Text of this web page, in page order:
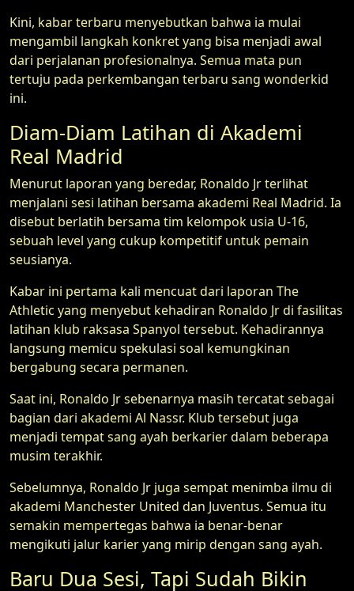
Kini, kabar terbaru menyebutkan bahwa ia mulai
mengambil langkah konkret yang bisa menjadi awal
dari perjalanan profesionalnya. Semua mata pun
tertuju pada perkembangan terbaru sang wonderkid
ini.
Diam-Diam Latihan di Akademi
Real Madrid
Menurut laporan yang beredar, Ronaldo Jr terlihat
menjalani sesi latihan bersama akademi Real Madrid. Ia
disebut berlatih bersama tim kelompok usia U-16,
sebuah level yang cukup kompetitif untuk pemain
seusianya.
Kabar ini pertama kali mencuat dari laporan The
Athletic yang menyebut kehadiran Ronaldo Jr di fasilitas
latihan klub raksasa Spanyol tersebut. Kehadirannya
langsung memicu spekulasi soal kemungkinan
bergabung secara permanen.
Saat ini, Ronaldo Jr sebenarnya masih tercatat sebagai
bagian dari akademi Al Nassr. Klub tersebut juga
menjadi tempat sang ayah berkarier dalam beberapa
musim terakhir.
Sebelumnya, Ronaldo Jr juga sempat menimba ilmu di
akademi Manchester United dan Juventus. Semua itu
semakin mempertegas bahwa ia benar-benar
mengikuti jalur karier yang mirip dengan sang ayah.
Baru Dua Sesi, Tapi Sudah Bikin